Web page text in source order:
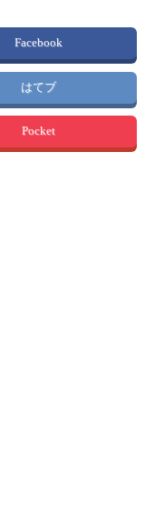
Facebook
はてブ
Pocket